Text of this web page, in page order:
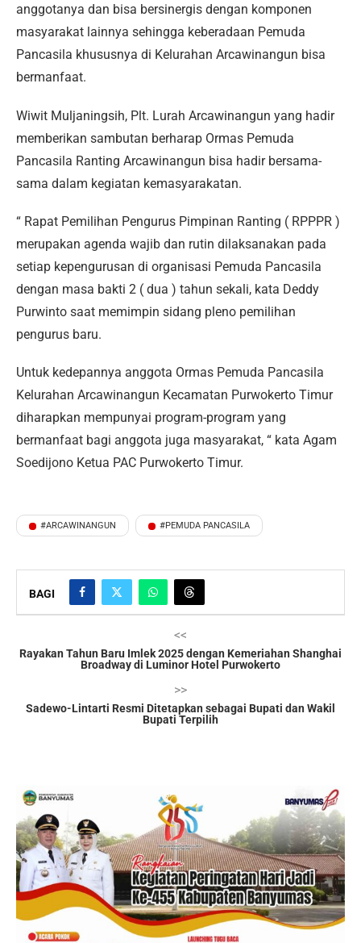
anggotanya dan bisa bersinergis dengan komponen
masyarakat lainnya sehingga keberadaan Pemuda
Pancasila khususnya di Kelurahan Arcawinangun bisa
bermanfaat.
Wiwit Muljaningsih, Plt. Lurah Arcawinangun yang hadir
memberikan sambutan berharap Ormas Pemuda
Pancasila Ranting Arcawinangun bisa hadir bersama-
sama dalam kegiatan kemasyarakatan.
“ Rapat Pemilihan Pengurus Pimpinan Ranting ( RPPPR )
merupakan agenda wajib dan rutin dilaksanakan pada
setiap kepengurusan di organisasi Pemuda Pancasila
dengan masa bakti 2 ( dua ) tahun sekali, kata Deddy
Purwinto saat memimpin sidang pleno pemilihan
pengurus baru.
Untuk kedepannya anggota Ormas Pemuda Pancasila
Kelurahan Arcawinangun Kecamatan Purwokerto Timur
diharapkan mempunyai program-program yang
bermanfaat bagi anggota juga masyarakat, “ kata Agam
Soedijono Ketua PAC Purwokerto Timur.
#ARCAWINANGUN #PEMUDA PANCASILA
BAGI
<<
Rayakan Tahun Baru Imlek 2025 dengan Kemeriahan Shanghai
Broadway di Luminor Hotel Purwokerto
>>
Sadewo-Lintarti Resmi Ditetapkan sebagai Bupati dan Wakil
Bupati Terpilih